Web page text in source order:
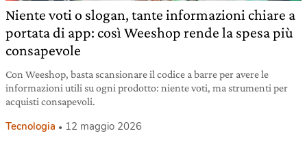
Niente voti o slogan, tante informazioni chiare a
portata di app: così Weeshop rende la spesa più
consapevole
Con Weeshop, basta scansionare il codice a barre per avere le
informazioni utili su ogni prodotto: niente voti, ma strumenti per
acquisti consapevoli.
Tecnologia 12 maggio 2026